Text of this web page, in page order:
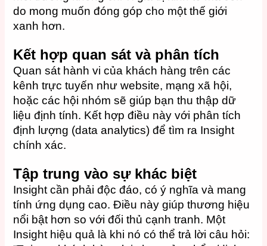
do mong muốn đóng góp cho một thế giới
xanh hơn.
Kết hợp quan sát và phân tích
Quan sát hành vi của khách hàng trên các
kênh trực tuyến như website, mạng xã hội,
hoặc các hội nhóm sẽ giúp bạn thu thập dữ
liệu định tính. Kết hợp điều này với phân tích
định lượng (data analytics) để tìm ra Insight
chính xác.
Tập trung vào sự khác biệt
Insight cần phải độc đáo, có ý nghĩa và mang
tính ứng dụng cao. Điều này giúp thương hiệu
nổi bật hơn so với đối thủ cạnh tranh. Một
Insight hiệu quả là khi nó có thể trả lời câu hỏi: